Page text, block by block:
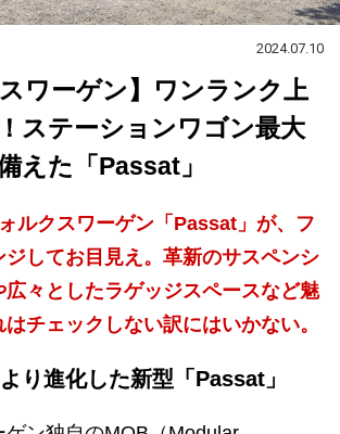
2024.07.10
スワーゲン】ワンランク上
ステーションワゴン最大
えた「Passat」
ルクスワーゲン「Passat」が、フ
してお目見え。革新のサスペンシ
広々としたラゲッジスペースなど魅
チェックしない訳にはいかない。
り進化した新型「Passat」